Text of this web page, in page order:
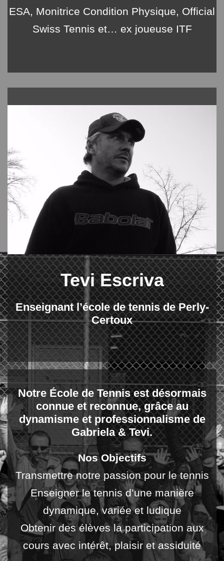
ESA, Monitrice Condition Physique, Official
Swiss Tennis et… ex joueuse ITF
Tevi Escriva
Enseignant l’école de tennis de Perly-
Certoux
Notre École de Tennis est désormais
connue et reconnue, grâce au
dynamisme et professionnalisme de
Gabriela & Tevi.
Nos Objectifs
Transmettre notre passion pour le tennis
Enseigner le tennis d’une manière
dynamique, variée et ludique
Obtenir des élèves la participation aux
cours avec intérêt, plaisir et assiduité